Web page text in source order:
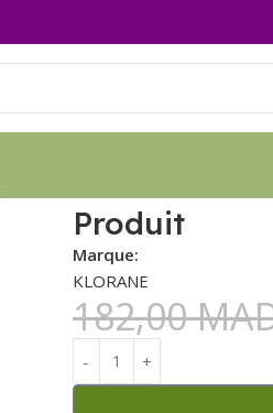
Produit
Marque:
KLORANE
182,00